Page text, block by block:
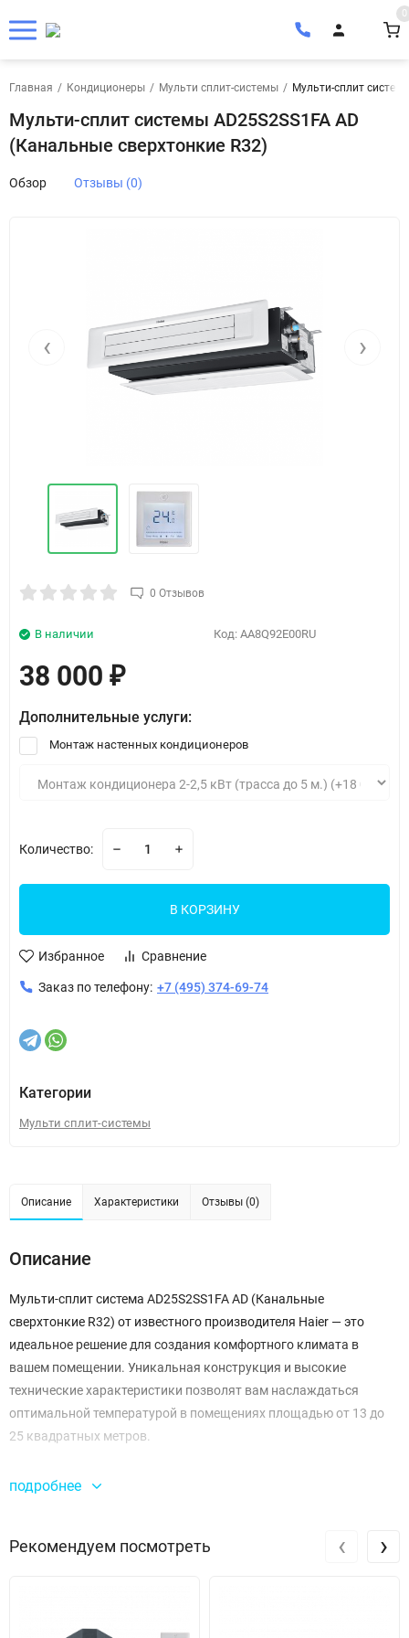
0
Главная / Кондиционеры / Мульти сплит-системы / Мульти-сплит
Мульти-сплит системы AD25S2SS1FA AD
(Канальные сверхтонкие R32)
Обзор Отзывы (0)
‹ ›
0 Отзывов
Код: AA8Q92E00RU
В наличии
38 000 ₽
Дополнительные услуги:
Монтаж настенных кондиционеров
Количество:
В КОРЗИНУ
Избранное Сравнение
Заказ по телефону: +7 (495) 374-69-74
Категории
Мульти сплит-системы
Описание Характеристики Отзывы (0)
Описание
Мульти-сплит система AD25S2SS1FA AD (Канальные
сверхтонкие R32) от известного производителя Haier — это
идеальное решение для создания комфортного климата в
вашем помещении. Уникальная конструкция и высокие
технические характеристики позволят вам наслаждаться
оптимальной температурой в помещениях площадью от 13 до
25 квадратных метров.
Система предоставляет возможность охлаждения мощностью
расходу воздуха в 530 м³/ч на максимальной скорости, система
подробнее
Рекомендуем посмотреть ‹ ›